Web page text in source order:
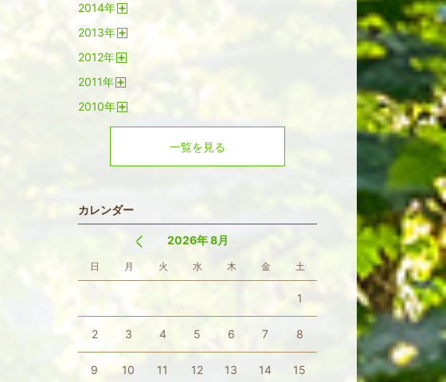
2014年
開
2013年
2012年
2011年
2010年
一覧を見る
カレンダー
2026年 8月
日 月 火 水 木 金 土
1
2 3 4 5 6 7 8
9 10 11 12 13 14 15